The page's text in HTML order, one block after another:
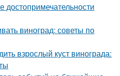
достопримечательности
виноград: советы по
взрослый куст винограда: